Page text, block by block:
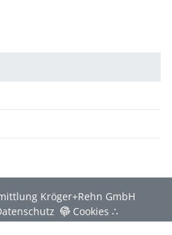
Kröger+Rehn GmbH
Cookies ∴